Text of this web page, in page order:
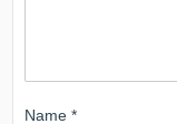
Name*